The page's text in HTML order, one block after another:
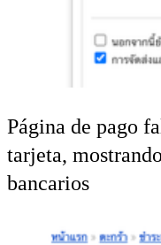
Página de pago
tarjeta,
bancarios